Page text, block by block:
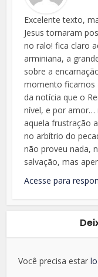
Excelente texto,
Jesus tornaram
no ralo! fica claro
arminiana, a
sobre a
momento ficamos
da notícia que o
nível, e por amor…
aquela frustração
no arbítrio do
não proveu nada,
salvação, mas
Acesse para
Você precisa estar